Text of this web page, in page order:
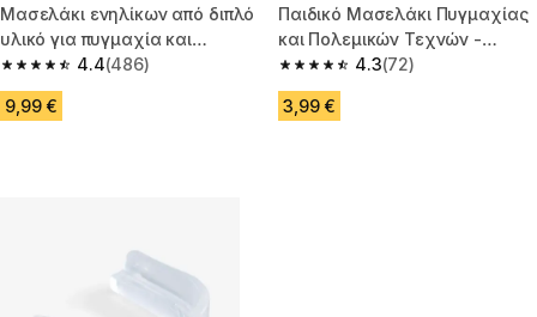
Μασελάκι ενηλίκων από διπλό
υλικό για πυγμαχία και
πολεμικές τέχνες
4.4
4.4 out of 5 stars from 486 reviews
(486)
9,99 €
Παιδικό Μασελάκι Πυγμαχίας
και Πολεμικών Τεχνών -
Διαφανές4.3
4.3 out of 5 stars from 72
(72)
3,99 €